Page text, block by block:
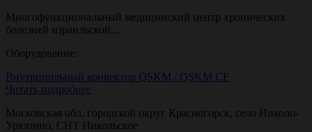
Многофункциональный медицинский центр хронических
болезней израильской...
Оборудование:
Внутрипольный конвектор QSKM / QSKM CF
Читать подробнее
Московская обл, городской округ Красногорск, село Николо-
Урюпино, СНТ Никольское